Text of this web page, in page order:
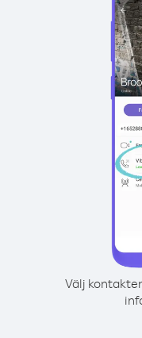
Välj